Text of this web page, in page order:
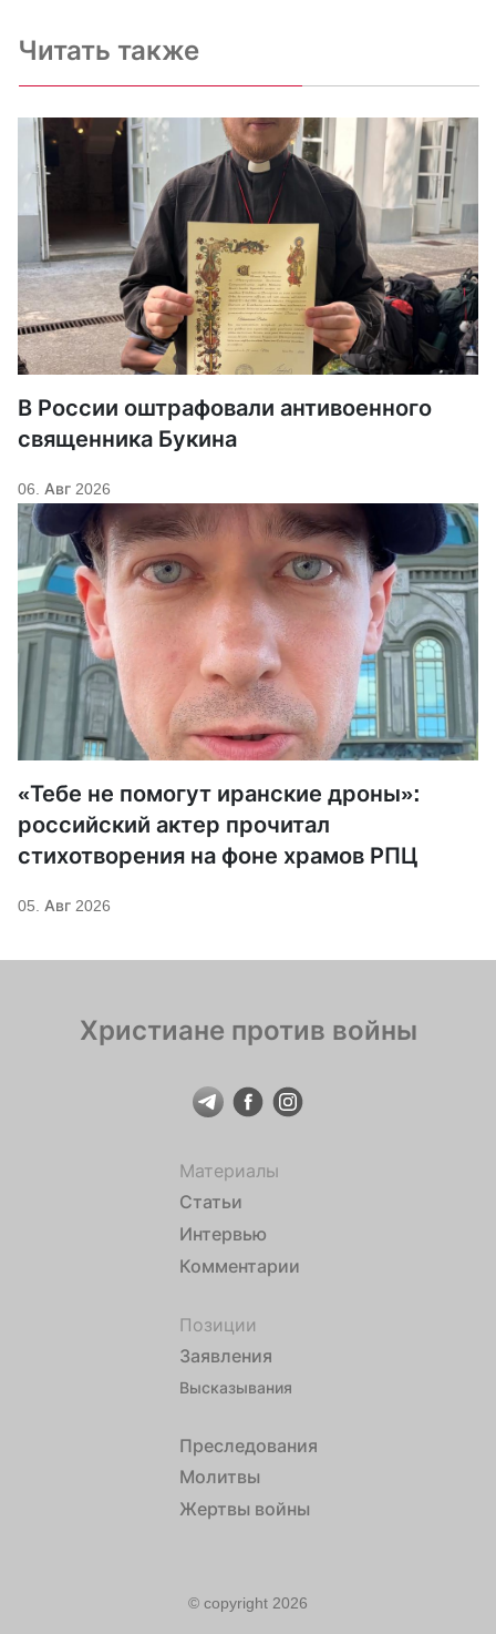
Читать также
В России оштрафовали антивоенного
священника Букина
06. Авг 2026
«Тебе не помогут иранские дроны»:
российский актер прочитал
стихотворения на фоне храмов РПЦ
05. Авг 2026
Христиане против войны
Материалы
Статьи
Интервью
Комментарии
Позиции
Заявления
Высказывания
Преследования
Молитвы
Жертвы войны
© copyright 2026